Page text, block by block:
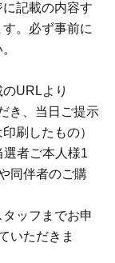
に記載の内容す
。必ず事前に
URLより
き、当日ご提示
刷したもの）
選者ご本人様1
同伴者のご購
ッフまでお申
いただきま